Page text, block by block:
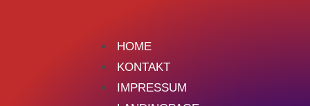
HOME
KONTAKT
IMPRESSUM